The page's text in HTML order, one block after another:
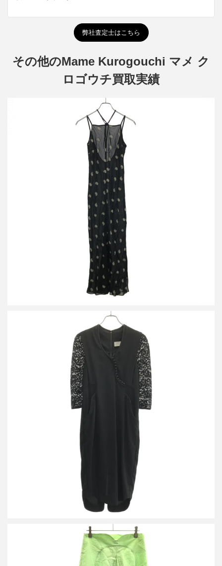
弊社査定士はこちら
その他のMame Kurogouchi マメ ク
ロゴウチ買取実績
マメ クロゴウチ 21AW Paisley Jacquard Slip Dress スリップドレ
ス ワンピース
買取金額8,400円
詳しく見る
マメ クロゴウチ 16AW Lace Sleeve Dress レーススリーブドレス
MM16AW-DR07